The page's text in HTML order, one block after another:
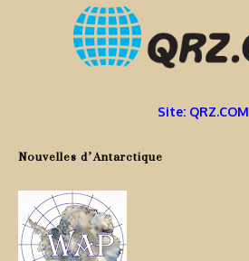
Site: QRZ.COM
Nouvelles d’Antarctique